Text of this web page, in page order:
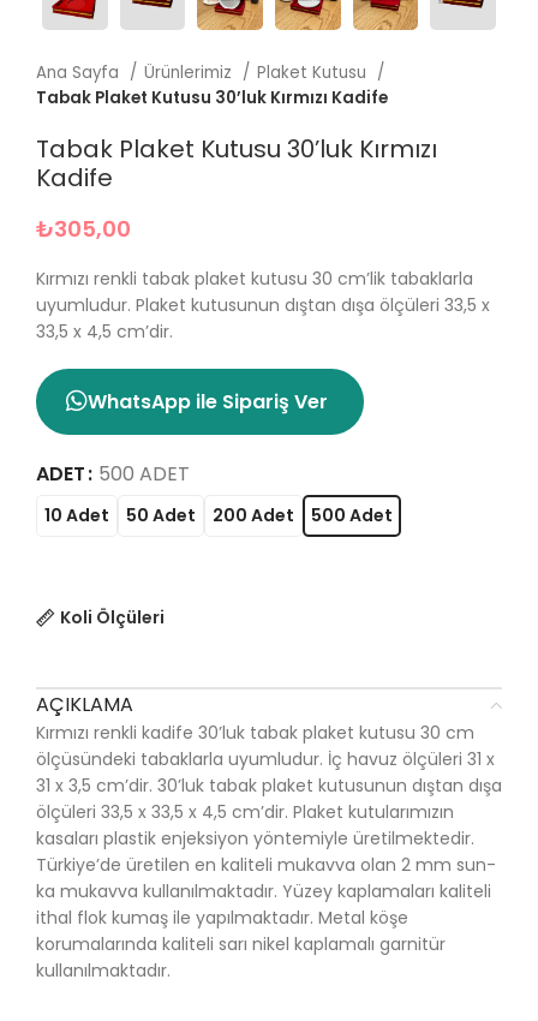
Ana Sayfa Ürünlerimiz
Plaket Kutusu
Tabak Plaket Kutusu 30’luk Kırmızı Kadife
Tabak Plaket Kutusu 30’luk Kırmızı
Kadife
₺305,00
Kırmızı renkli tabak plaket kutusu 30 cm’lik tabaklarla
uyumludur. Plaket kutusunun dıştan dışa ölçüleri 33,5 x
33,5 x 4,5 cm’dir.
WhatsApp ile Sipariş Ver
ADET 500 ADET
10 Adet 50 Adet 200 Adet 500 Adet
Koli Ölçüleri
AÇIKLAMA
Kırmızı renkli kadife 30’luk tabak plaket kutusu 30 cm
ölçüsündeki tabaklarla uyumludur. İç havuz ölçüleri 31 x
31 x 3,5 cm’dir. 30’luk tabak plaket kutusunun dıştan dışa
ölçüleri 33,5 x 33,5 x 4,5 cm’dir. Plaket kutularımızın
kasaları plastik enjeksiyon yöntemiyle üretilmektedir.
Türkiye’de üretilen en kaliteli mukavva olan 2 mm sun-
ka mukavva kullanılmaktadır. Yüzey kaplamaları kaliteli
ithal flok kumaş ile yapılmaktadır. Metal köşe
korumalarında kaliteli sarı nikel kaplamalı garnitür
kullanılmaktadır.